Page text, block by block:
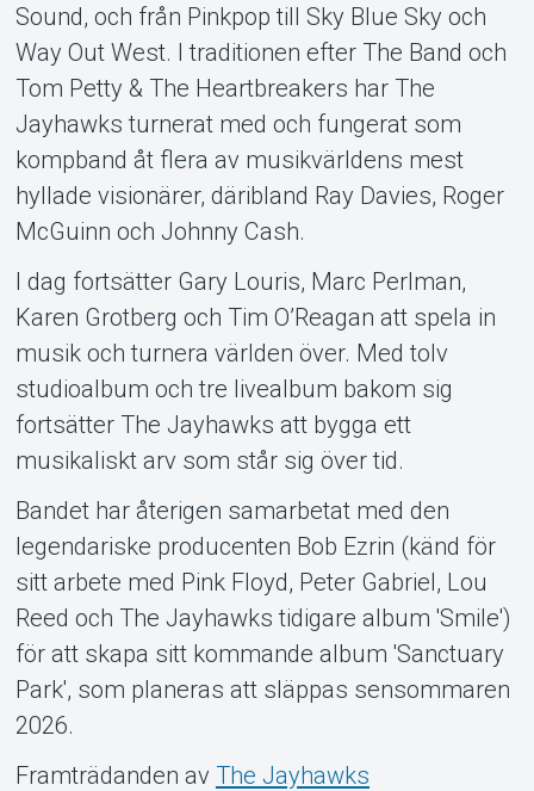
Sound, och från Pinkpop till Sky Blue Sky och
Way Out West. I traditionen efter The Band och
Tom Petty & The Heartbreakers har The
Jayhawks turnerat med och fungerat som
kompband åt flera av musikvärldens mest
hyllade visionärer, däribland Ray Davies, Roger
McGuinn och Johnny Cash.
I dag fortsätter Gary Louris, Marc Perlman,
Karen Grotberg och Tim O’Reagan att spela in
musik och turnera världen över. Med tolv
studioalbum och tre livealbum bakom sig
fortsätter The Jayhawks att bygga ett
musikaliskt arv som står sig över tid.
Bandet har återigen samarbetat med den
legendariske producenten Bob Ezrin (känd för
sitt arbete med Pink Floyd, Peter Gabriel, Lou
Reed och The Jayhawks tidigare album 'Smile')
för att skapa sitt kommande album 'Sanctuary
Park', som planeras att släppas sensommaren
2026.
Framträdanden av The Jayhawks